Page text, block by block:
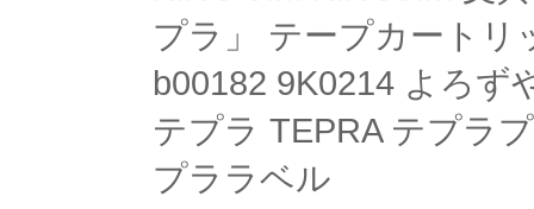
プラ」 テープカートリ
b00182 9K0214 よろ
テプラ TEPRA テプラ
プララベル